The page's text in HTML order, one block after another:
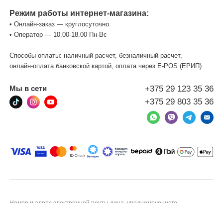
Режим работы интернет-магазина:
• Онлайн-заказ — круглосуточно
• Оператор — 10.00-18.00 Пн-Вс
Способы оплаты: наличный расчет, безналичный расчет,
онлайн-оплата банковской картой, оплата через Е-POS (ЕРИП)
+375 29 123 35 36
+375 29 803 35 36
Мы в сети